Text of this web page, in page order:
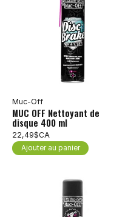
Muc-Off
MUC OFF Nettoyant de
disque 400 ml
22,49$CA
Ajouter au panier